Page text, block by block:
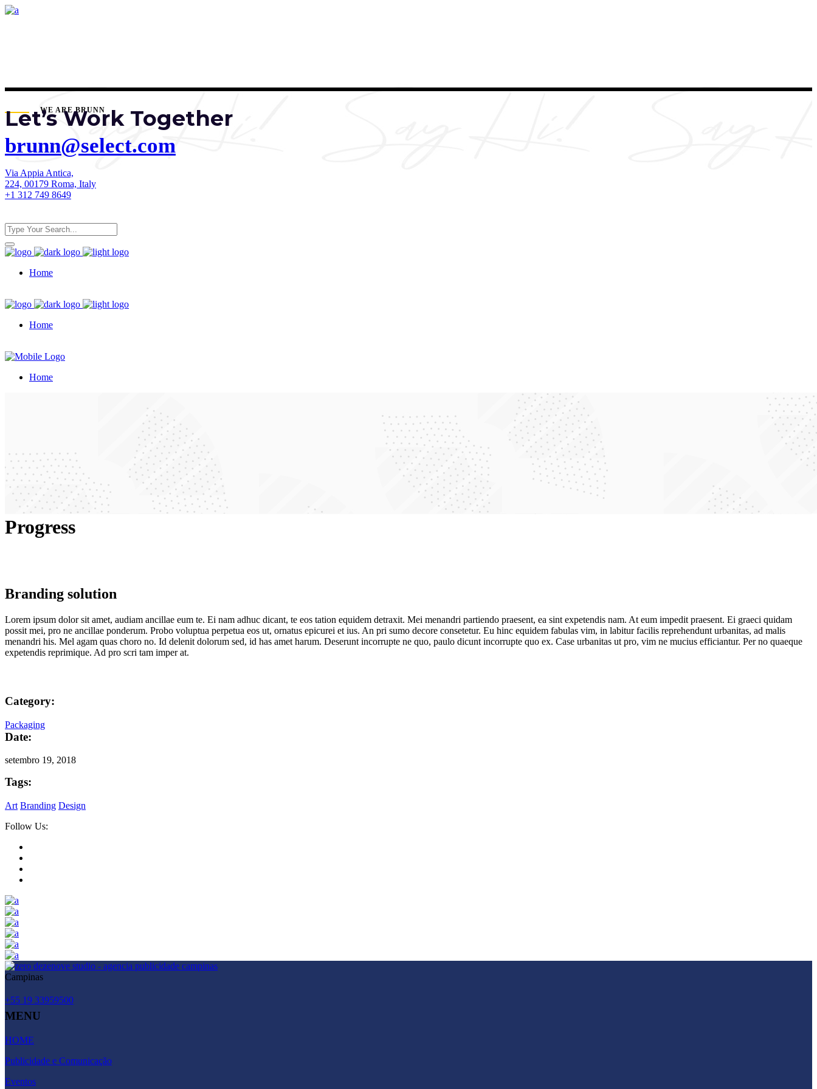
WE ARE BRUNN
Let’s Work Together
brunn@select.com
Via Appia Antica,
224, 00179 Roma, Italy
+1 312 749 8649
Home
Home
Home
Progress
Branding solution
Lorem ipsum dolor sit amet, audiam ancillae eum te. Ei nam adhuc dicant, te eos tation equidem detraxit. Mei menandri partiendo praesent, ea sint expetendis nam. At eum impedit praesent. Ei graeci quidam
possit mei, pro ne ancillae ponderum. Probo voluptua perpetua eos ut, ornatus epicurei et ius. An pri sumo decore consetetur. Eu hinc equidem fabulas vim, in labitur facilis reprehendunt urbanitas, ad malis
menandri his. Mel agam quas choro no. Id delenit dolorum sed, id has amet harum. Deserunt incorrupte ne quo, paulo dicunt incorrupte quo ex. Case urbanitas ut pro, vim ne mucius efficiantur. Per no quaeque
expetendis reprimique. Ad pro scri tam imper at.
Category:
Packaging
Date:
setembro 19, 2018
Tags:
Art Branding Design
Follow Us:
Campinas
+55 19 33959500
MENU
HOME
Publicidade e Comunicação
Eventos